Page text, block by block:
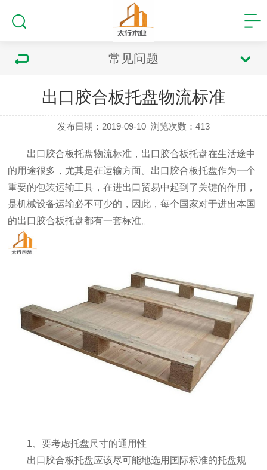
常见问题
出口胶合板托盘物流标准
发布日期：2019-09-10 浏览次数：413
出口胶合板托盘物流标准 ，出口胶合板托盘在生活途中
的用途很多，尤其是在运输方面。出口胶合板托盘作为一个
重要的包装运输工具，在进出口贸易中起到了关键的作用，
是机械设备运输必不可少的，因此，每个国家对于进出本国
的出口胶合板托盘都有一套标准。
1、要考虑托盘尺寸的通用性
出口胶合板托盘应该尽可能地选用国际标准的托盘规